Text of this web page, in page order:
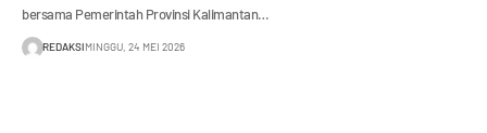
bersama Pemerintah Provinsi Kalimantan…
REDAKSIMINGGU, 24 MEI 2026